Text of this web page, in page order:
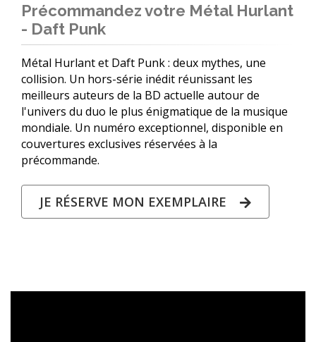
Précommandez votre Métal Hurlant
- Daft Punk
Métal Hurlant et Daft Punk : deux mythes, une
collision. Un hors-série inédit réunissant les
meilleurs auteurs de la BD actuelle autour de
l'univers du duo le plus énigmatique de la musique
mondiale. Un numéro exceptionnel, disponible en
couvertures exclusives réservées à la
précommande.
JE RÉSERVE MON EXEMPLAIRE